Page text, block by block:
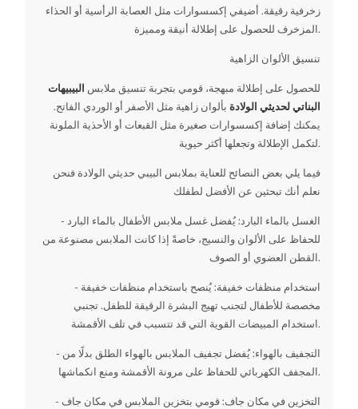
زخرفية رقيقة. أضيفي إكسسوارات مثل العصابة الرأسية أو الحذاء
المزخرف للحصول على إطلالة أنيقة ومميزة.
تنسيق الألوان الزاهية
للحصول على إطلالة مبهجة، قومي بتجربة تنسيق ملابس البيبيهات
البناتي لحديثي الولادة بألوان زاهية مثل الأصفر أو الوردي الفاتح.
يمكنك إضافة إكسسوارات صغيرة مثل القبعات أو الأحذية الملونة
لتكمل الإطلالة وتجعلها أكثر حيوية.
فيما يلي بعض النصائح للعناية بملابس البيبي حديثي الولادة فنحن
نعلم أنك تبحثين عن الأفضل لطفلك
- الغسل بالماء البارد: يُفضل غسل ملابس الأطفال بالماء البارد
للحفاظ على الألوان والنسيج، خاصةً إذا كانت الملابس مصنوعة من
القطن العضوي أو الصوف.
- استخدام منظفات خفيفة: يُنصح باستخدام منظفات خفيفة
مخصصة للأطفال لتجنب تهيج البشرة الرقيقة للطفل. تجنبي
استخدام المبيضات القوية التي قد تتسبب في تلف الأقمشة.
- التجفيف بالهواء: يُفضل تجفيف الملابس بالهواء الطلق بدلًا من
المجفف الكهربائي للحفاظ على مرونة الأقمشة ومنع انكماشها.
- التخزين في مكان جاف: قومي بتخزين الملابس في مكان جاف